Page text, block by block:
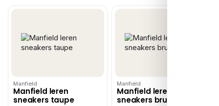
Manfield
Manfield leren
sneakers taupe
Manfield
Manfield leren
sneakers bruin